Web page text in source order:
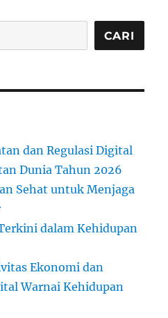
CARI
dan Regulasi Digital
Dunia Tahun 2026
Sehat untuk Menjaga
dalam Kehidupan
Ekonomi dan
Warnai Kehidupan